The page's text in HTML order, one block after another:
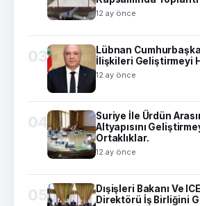
12 ay önce
03
Lübnan
İlişkileri Geliştirmeyi
12 ay önce
04
Suriye İle Ürdün
Altyapısını
Ortaklıklar.
12 ay önce
05
Dışişleri Bakanı Ve
Direktörü İş Birliğini